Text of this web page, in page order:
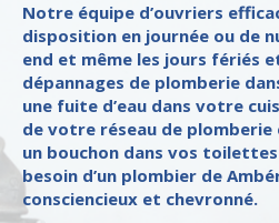
Notre équipe d’ouvriers
disposition en journée ou de
end et même les jours fériés
dépannages de plomberie
une fuite d’eau dans votre
de votre réseau de
un bouchon dans vos toilettes
besoin d’un plombier de
consciencieux et chevronné.